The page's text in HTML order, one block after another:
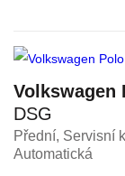
Volkswagen
DSG
Přední, Servisní
Automatická